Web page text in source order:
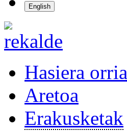
Hasiera orria
Aretoa
Erakusketak